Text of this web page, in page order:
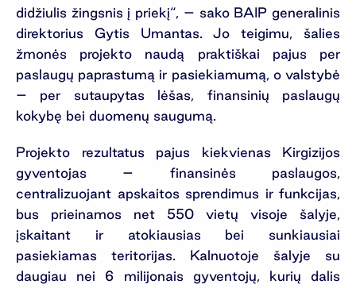
didžiulis žingsnis į priekį“, – sako BAIP generalinis
direktorius Gytis Umantas. Jo teigimu, šalies
žmonės projekto naudą praktiškai pajus per
paslaugų paprastumą ir pasiekiamumą, o valstybė
– per sutaupytas lėšas, finansinių paslaugų
kokybę bei duomenų saugumą.
Projekto rezultatus pajus kiekvienas Kirgizijos
gyventojas – finansinės paslaugos,
centralizuojant apskaitos sprendimus ir funkcijas,
bus prieinamos net 550 vietų visoje šalyje,
įskaitant ir atokiausias bei sunkiausiai
pasiekiamas teritorijas. Kalnuotoje šalyje su
daugiau nei 6 milijonais gyventojų, kurių dalis